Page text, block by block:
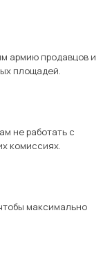
армию продавцов и
площадей.
не работать с
комиссиях.
максимально